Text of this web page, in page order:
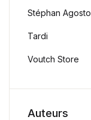
Stéphan Agosto
Tardi
Voutch Store
Auteurs